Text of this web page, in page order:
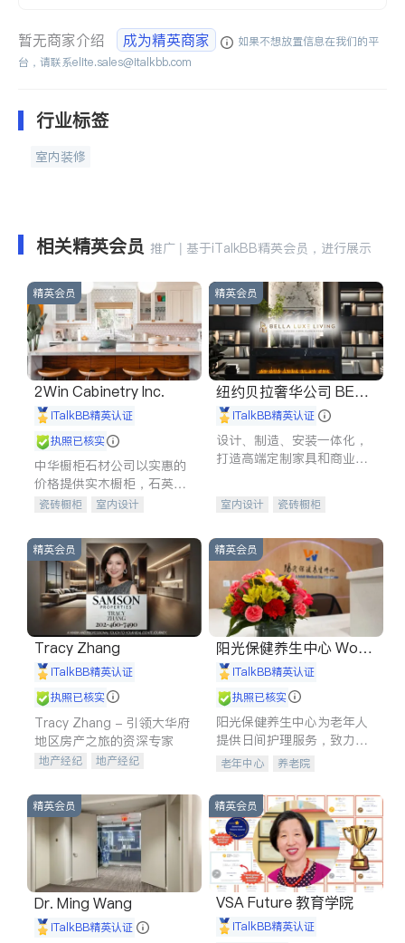
暂无商家介绍 成为精英商家
如果不想放置信息在我们的平
台，请联系elite.sales@italkbb.com
行业标签
室内装修
相关精英会员 推广 | 基于iTalkBB精英会员，进行展示
精英会员
2Win Cabinetry Inc.
iTalkBB精英认证
执照已核实
中华橱柜石材公司以实惠的
价格提供实木橱柜，石英石
台面，多种优质不锈钢水
质厨房，家的选择。
瓷砖橱柜
室内设计
室内装修
精英会员
纽约贝拉奢华公司 BELL
A LUXE
iTalkBB精英认证
设计、制造、安装一体化，
打造高端定制家具和商业空
室内设计
瓷砖橱柜
售前软装staging
室内装修
精英会员
Tracy Zhang
iTalkBB精英认证
执照已核实
Tracy Zhang - 引领大华府
地区房产之旅的资深专家
地产经纪
地产经纪
商铺租售
开发商建商
精英会员
阳光保健养生中心 World
shine
iTalkBB精英认证
执照已核实
阳光保健养生中心为老年人
提供日间护理服务，致力于
通过持续的护理创新来有效
老年中心 养老院
精英会员
Dr. Ming Wang
iTalkBB精英认证
精英会员
VSA Future 教育学院
iTalkBB精英认证